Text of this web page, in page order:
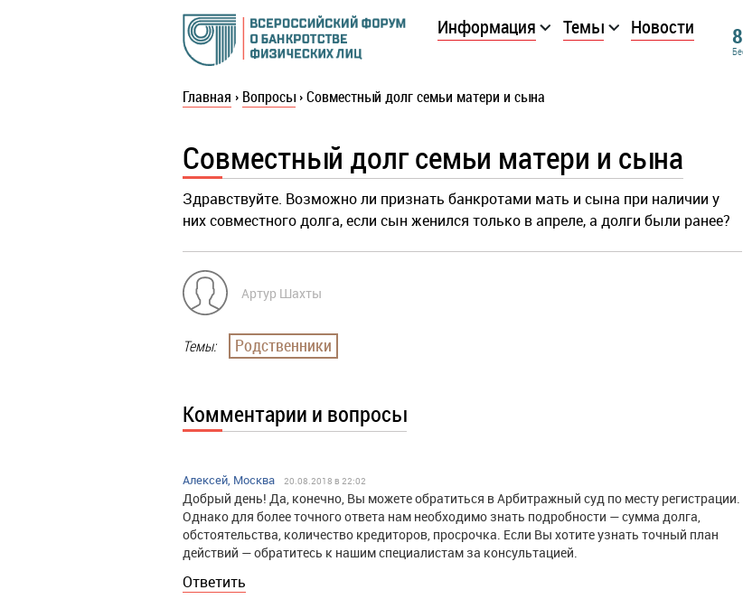
Информация Темы Новости
Главная › Вопросы ›Совместный долг семьи матери и сына
Совместный долг семьи матери и сына
Здравствуйте. Возможно ли признать банкротами мать и сына при наличии у
них совместного долга, если сын женился только в апреле, а долги были ранее?
Артур Шахты
Темы: Родственники
Комментарии и вопросы
Алексей, Москва 20.08.2018 в 22:02
Добрый день! Да, конечно, Вы можете обратиться в Арбитражный суд по месту регистрации.
Однако для более точного ответа нам необходимо знать подробности — сумма долга,
обстоятельства, количество кредиторов, просрочка. Если Вы хотите узнать точный план
действий — обратитесь к нашим специалистам за консультацией.
Ответить